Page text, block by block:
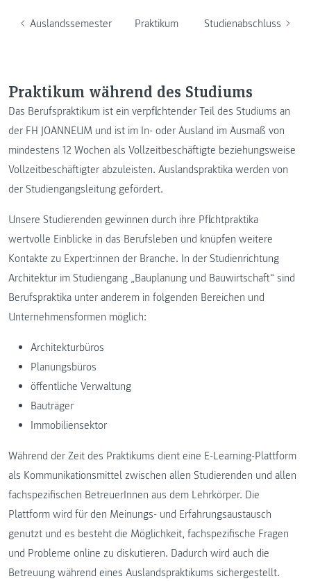
Auslandssemester Praktikum Studienabschluss
Praktikum während des Studiums
Das Berufspraktikum ist ein verpflichtender Teil des Studiums an
der FH JOANNEUM und ist im In- oder Ausland im Ausmaß von
mindestens 12 Wochen als Vollzeitbeschäftigte beziehungsweise
Vollzeitbeschäftigter abzuleisten. Auslandspraktika werden von
der Studiengangsleitung gefördert.
Unsere Studierenden gewinnen durch ihre Pflichtpraktika
wertvolle Einblicke in das Berufsleben und knüpfen weitere
Kontakte zu Expert:innen der Branche. In der Studienrichtung
Architektur im Studiengang „Bauplanung und Bauwirtschaft“ sind
Berufspraktika unter anderem in folgenden Bereichen und
Unternehmensformen möglich:
Architekturbüros
Planungsbüros
öffentliche Verwaltung
Bauträger
Immobiliensektor
Während der Zeit des Praktikums dient eine E-Learning-Plattform
als Kommunikationsmittel zwischen allen Studierenden und allen
fachspezifischen BetreuerInnen aus dem Lehrkörper. Die
Plattform wird für den Meinungs- und Erfahrungsaustausch
genutzt und es besteht die Möglichkeit, fachspezifische Fragen
und Probleme online zu diskutieren. Dadurch wird auch die
Betreuung während eines Auslandspraktikums sichergestellt.